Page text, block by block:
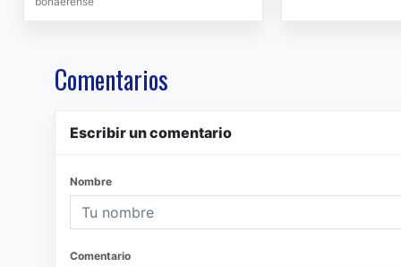
Comentarios
Escribir un comentario
Nombre
Comentario